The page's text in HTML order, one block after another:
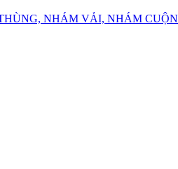
NHÁM VẢI, NHÁM CUỘN